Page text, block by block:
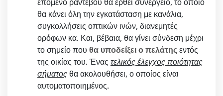
θα κάνει όλη την εγκατάσταση με κανάλια,
συγκολλήσεις οπτικών ινών, διανεμητές
ορόφων κα. Και, βέβαια, θα γίνει σύνδεση μέχρι
το σημείο που θα υποδείξει ο πελάτηςεντός
της οικίας του. Ένας τελικός έλεγχος ποιότητας
σήματοςθα ακολουθήσει, ο οποίος είναι
αυτοματοποιημένος.